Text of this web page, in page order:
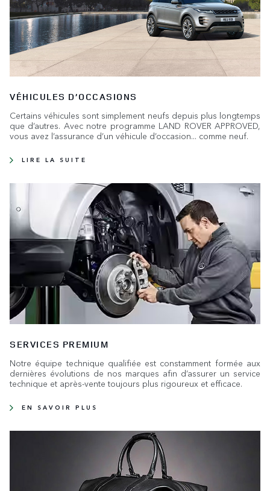
VÉHICULES D’OCCASIONS
Certains véhicules sont simplement neufs depuis plus longtemps
que d’autres. Avec notre programme LAND ROVER APPROVED,
vous avez l’assurance d’un véhicule d’occasion... comme neuf.
LIRE LA SUITE
SERVICES PREMIUM
Notre équipe technique qualifiée est constamment formée aux
dernières évolutions de nos marques afin d’assurer un service
technique et après-vente toujours plus rigoureux et efficace.
EN SAVOIR PLUS